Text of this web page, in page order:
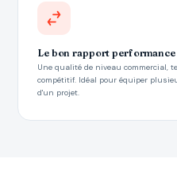
Le bon rapport
Une qualité de niveau commercial,
compétitif. Idéal pour équiper
d'un projet.